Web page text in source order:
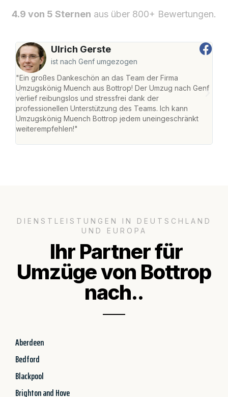
4.9 von 5 Sternen aus über 800+ Bewertungen.
Ulrich Gerste
ist nach Genf umgezogen
"Ein großes Dankeschön an das Team der Firma
Umzugskönig Muench aus Bottrop! Der Umzug nach Genf
verlief reibungslos und stressfrei dank der
professionellen Unterstützung des Teams. Ich kann
Umzugskönig Muench Bottrop jedem uneingeschränkt
weiterempfehlen!"
DIENSTLEISTUNGEN IN DEUTSCHLAND
UND EUROPA
Ihr Partner für
Umzüge von Bottrop
nach..
Aberdeen
Bedford
Blackpool
Brighton and Hove